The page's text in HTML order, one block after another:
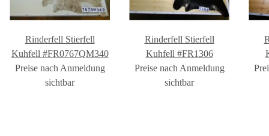
Rinderfell Stierfell
Kuhfell #FR0767QM340
Preise nach Anmeldung
sichtbar
Rinderfell Stierfell
Kuhfell #FR1306
Preise nach Anmeldung
sichtbar